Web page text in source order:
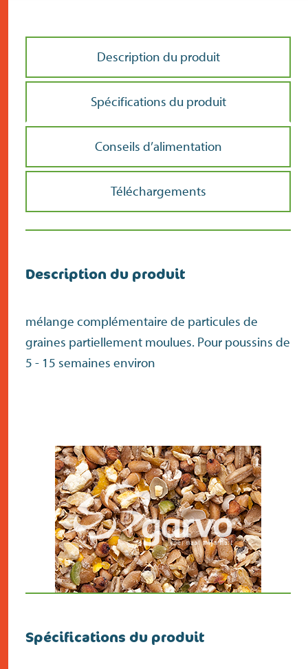
Description du produit
Spécifications du produit
Conseils d’alimentation
Téléchargements
Description du produit
mélange complémentaire de particules de
graines partiellement moulues. Pour poussins de
5 - 15 semaines environ
Spécifications du produit